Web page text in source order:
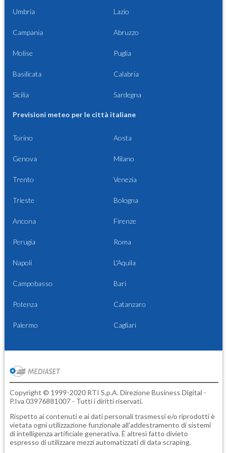
Umbria Lazio
Campania Abruzzo
Molise Puglia
Basilicata Calabria
Sicilia Sardegna
Previsioni meteo per le città italiane
Torino Aosta
Genova Milano
Trento Venezia
Trieste Bologna
Ancona Firenze
Perugia Roma
Napoli L'Aquila
Campobasso Bari
Potenza Catanzaro
Palermo Cagliari
Copyright © 1999-2020 RTI S.p.A. Direzione Business Digital -
P.Iva 03976881007 - Tutti i diritti riservati.
Rispetto ai contenuti e ai dati personali trasmessi e/o riprodotti è
vietata ogni utilizzazione funzionale all'addestramento di sistemi
di intelligenza artificiale generativa. È altresì fatto divieto
espresso di utilizzare mezzi automatizzati di data scraping.